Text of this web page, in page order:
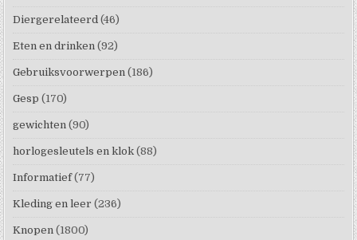
Diergerelateerd (46)
Eten en drinken (92)
Gebruiksvoorwerpen (186)
Gesp (170)
gewichten (90)
horlogesleutels en klok (88)
Informatief (77)
Kleding en leer (236)
Knopen (1800)